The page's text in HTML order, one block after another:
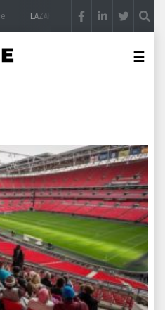
LAZAR ĐURIĆ: Promocija potencijal
☰